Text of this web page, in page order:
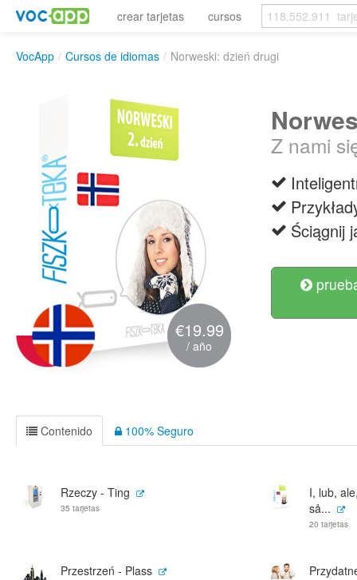
crear tarjetas cursos
VocApp / Cursos de idiomas / Norweski: dzień drugi
€19.99
/ año
Z nami
Ściągnij
Contenido 100% Seguro
Rzeczy - Ting
35 tarjetas
I, lub,
så...
20 tarjetas
Przestrzeń - Plass